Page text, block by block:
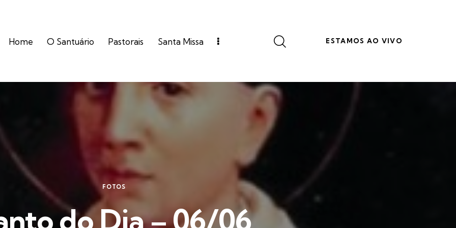
Home O Santuário Pastorais Santa Missa ESTAMOS AO VIVO
FOTOS
do Dia – 06/06